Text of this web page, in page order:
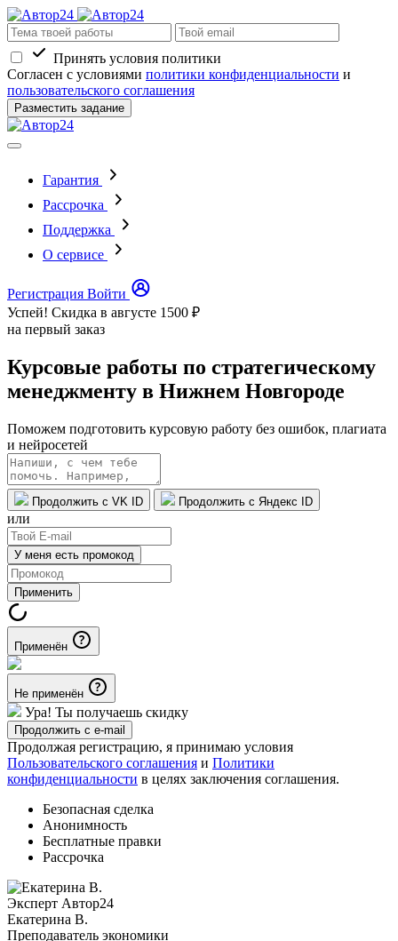
Принять условия политики
Согласен с условиями политики конфиденциальности и
пользовательского соглашения
Разместить задание
Гарантия
Рассрочка
Поддержка
О сервисе
Регистрация Войти
Успей! Скидка в августе 1500 ₽
на первый заказ
Курсовые работы по стратегическому
менеджменту в Нижнем Новгороде
Поможем подготовить курсовую работу без ошибок, плагиата
и нейросетей
Продолжить с VK ID Продолжить с Яндекс ID
или
У меня есть промокод
Применить
Применён
Не применён
Ура! Ты получаешь скидку
Продолжить с e-mail
Продолжая регистрацию, я принимаю условия
Пользовательского соглашения и Политики
конфиденциальности в целях заключения соглашения.
Безопасная сделка
Анонимность
Бесплатные правки
Рассрочка
Эксперт Автор24
Екатерина B.
Преподаватель экономики